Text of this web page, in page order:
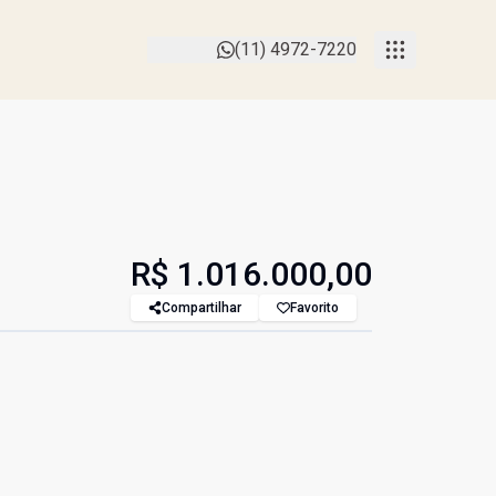
(11) 4972-7220
R$ 1.016.000,00
Compartilhar Favorito